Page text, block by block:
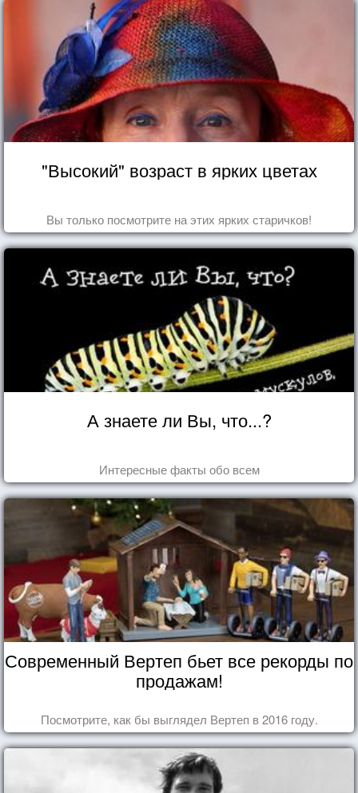
"Высокий" возраст в ярких цветах
Вы только посмотрите на этих ярких старичков!
А знаете ли Вы, что...?
Интересные факты обо всем
Современный Вертеп бьет все рекорды по
продажам!
Посмотрите, как бы выглядел Вертеп в 2016 году.